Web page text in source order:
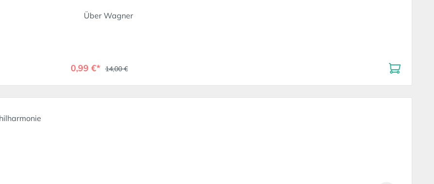
Über Wagner
0,99 €* 14,00 €